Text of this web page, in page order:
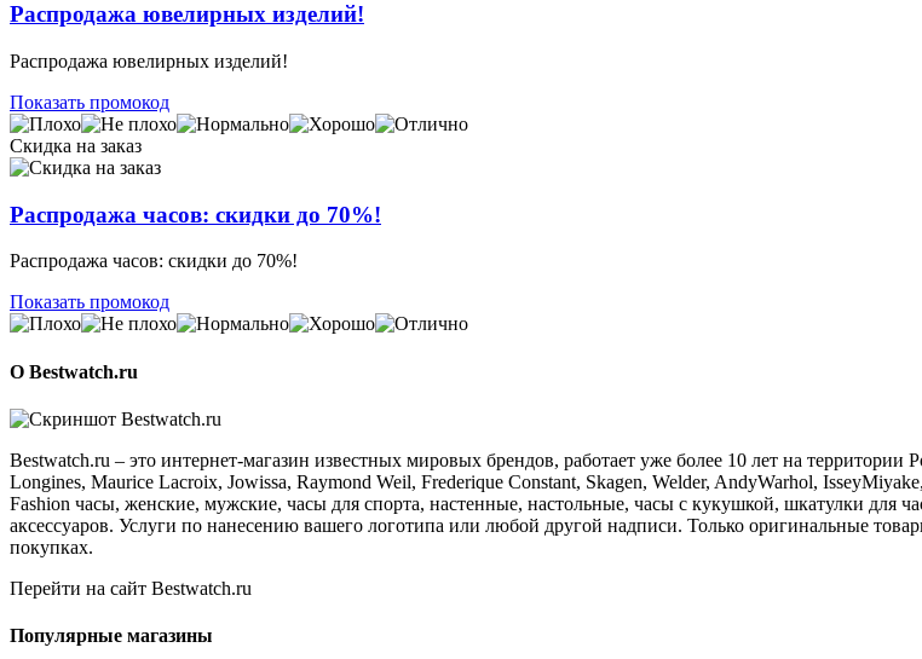
Распродажа ювелирных изделий!
Распродажа ювелирных изделий!
Показать промокод
Скидка на заказ
Распродажа часов: скидки до 70%!
Распродажа часов: скидки до 70%!
Показать промокод
О Bestwatch.ru
Bestwatch.ru – это интернет-магазин известных мировых брендов, работает уже более 10 лет на
Longines, Maurice Lacroix, Jowissa, Raymond Weil, Frederique Constant, Skagen, Welder, AndyWarhol,
Fashion часы, женские, мужские, часы для спорта, настенные, настольные, часы с кукушкой, шкатулки для
аксессуаров. Услуги по нанесению вашего логотипа или любой другой надписи. Только оригинальные
покупках.
Перейти на сайт Bestwatch.ru
Популярные магазины